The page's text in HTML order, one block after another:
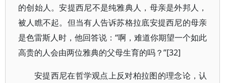
的创始人。安提西尼不是纯雅典人，母亲是外邦人，
被人瞧不起。但当有人告诉苏格拉底安提西尼的母亲
是色雷斯人时，他回答说：“啊，难道你期望一个如此
高贵的人会由两位雅典的父母生育的吗？”[32]
安提西尼在哲学观点上反对柏拉图的理念论，认